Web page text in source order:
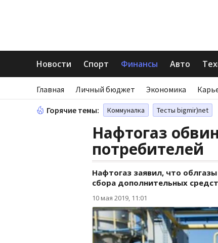
Новости Спорт Финансы Авто
Главная Личный бюджет Экономика
Горячие темы: Коммуналка Тесты bigmir)net
Нафтогаз
потребителей
Нафтогаз заявил, что
сбора дополнительных
10 мая 2019, 11:01